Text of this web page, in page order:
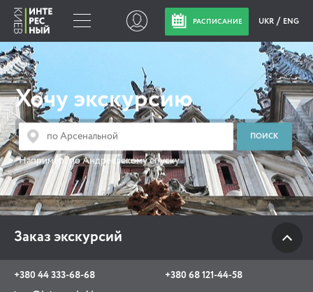
РАСПИСАНИЕ UKR ENG
Хочу экскурсию
Например:по Андреевскому спуску
Заказ экскурсий
+380 44 333-68-68
+380 68 121-44-58
Заказ экскурсий
+380 44 333-68-68
+380 68 121-44-58
tour@interesniy.kiev.ua
с 10.00 до 19:30 ежедневно